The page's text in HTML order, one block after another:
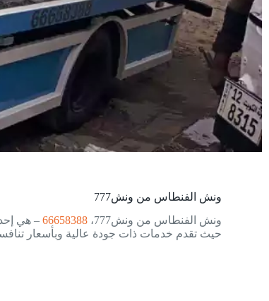
ونش الفنطاس من ونش777
ونش الفنطاس من ونش777،
66658388 – هي
حيث تقدم خدمات ذات جودة عالية وبأسعار